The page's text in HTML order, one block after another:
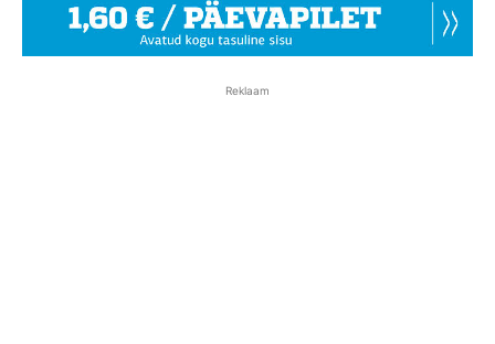
Reklaam